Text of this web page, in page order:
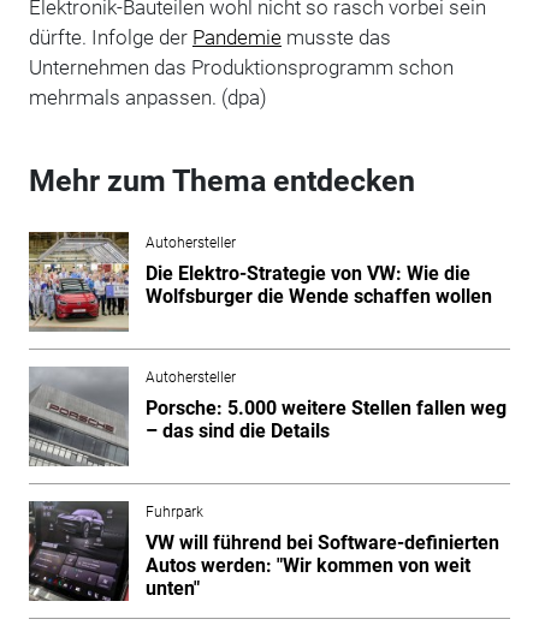
Elektronik-Bauteilen wohl nicht so rasch vorbei sein
dürfte. Infolge der Pandemiemusste das
Unternehmen das Produktionsprogramm schon
mehrmals anpassen. (dpa)
Mehr zum Thema entdecken
Autohersteller
Die Elektro-Strategie von VW: Wie die
Wolfsburger die Wende schaffen wollen
Autohersteller
Porsche: 5.000 weitere Stellen fallen weg
– das sind die Details
Fuhrpark
VW will führend bei Software-definierten
Autos werden: "Wir kommen von weit
unten"